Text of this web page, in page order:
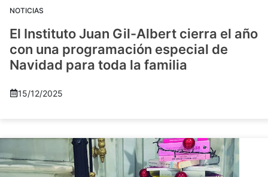
NOTICIAS
El Instituto Juan Gil-Albert cierra el año
con una programación especial de
Navidad para toda la familia
15/12/2025